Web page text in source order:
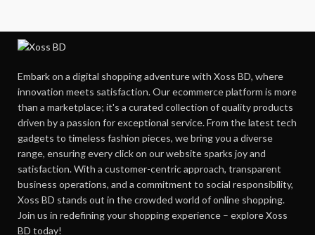
Embark on a digital shopping adventure with Xoss BD, where
innovation meets satisfaction. Our ecommerce platform is more
than a marketplace; it's a curated collection of quality products
driven by a passion for exceptional service. From the latest tech
gadgets to timeless fashion pieces, we bring you a diverse
range, ensuring every click on our website sparks joy and
satisfaction. With a customer-centric approach, transparent
business operations, and a commitment to social responsibility,
Xoss BD stands out in the crowded world of online shopping.
Join us in redefining your shopping experience – explore Xoss
BD today!